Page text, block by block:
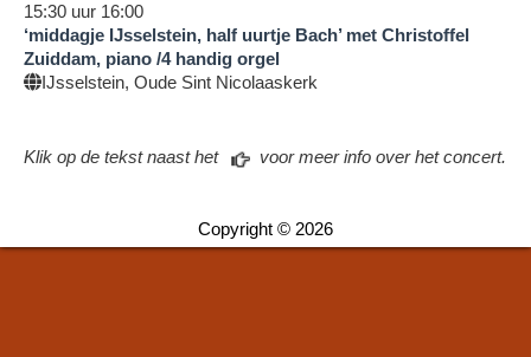
15:30 uur 16:00
‘middagje IJsselstein, half uurtje Bach’ met Christoffel
Zuiddam, piano /4 handig orgel
IJsselstein, Oude Sint Nicolaaskerk
Klik op de tekst naast het voor meer info over het concert.
Copyright © 2026